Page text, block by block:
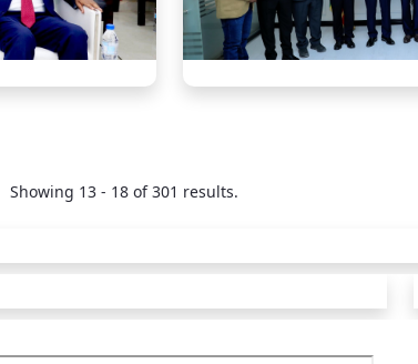
Showing 13 - 18 of 301 results.